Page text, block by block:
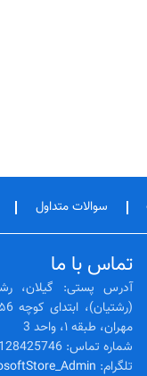
سوالات متداول
تماس با ما
آدرس پستی: گیلان،
مهران، طبقه ۱، واحد 3
شماره تماس: 02128425746 -- 01333525564
تلگرام: